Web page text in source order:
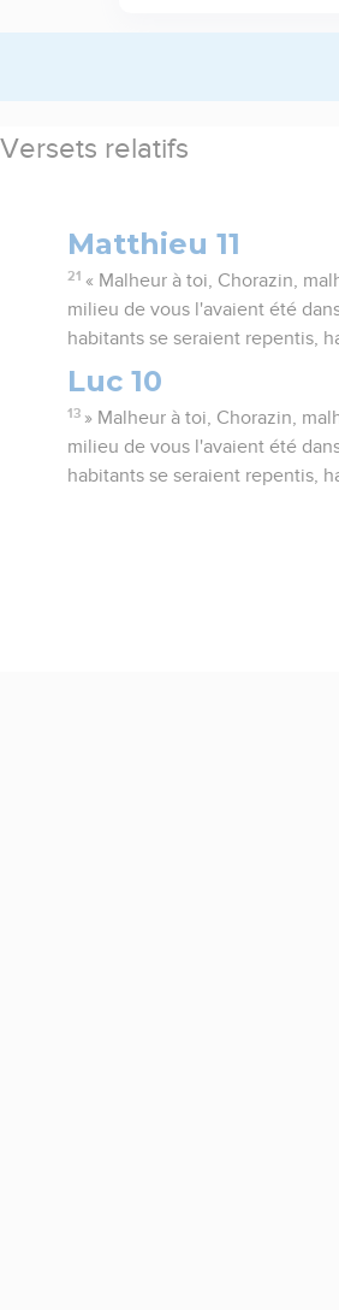
Versets relatifs
Matthieu 11
21 « Malheur à toi, Chorazin,
milieu de vous l'avaient été
habitants se seraient repentis,
Luc 10
13 » Malheur à toi, Chorazin,
milieu de vous l'avaient été
habitants se seraient repentis,